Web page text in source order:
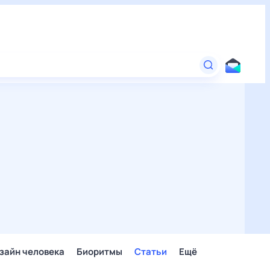
человека Биоритмы Статьи Ещё